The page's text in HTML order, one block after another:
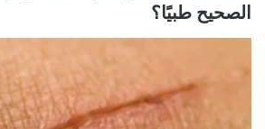
الصحيح طبيًا؟